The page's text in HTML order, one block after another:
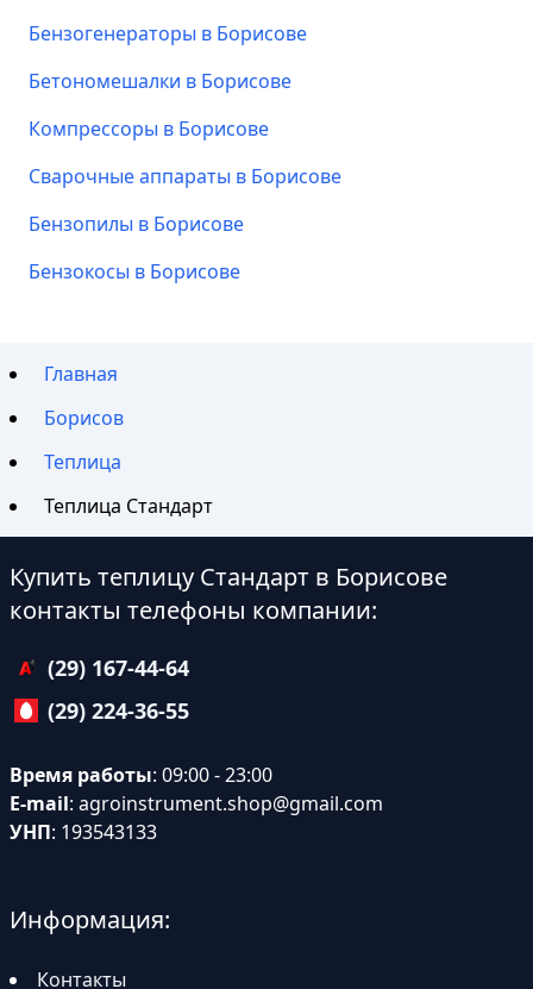
Бензогенераторы в Борисове
Бетономешалки в Борисове
Компрессоры в Борисове
Сварочные аппараты в Борисове
Бензопилы в Борисове
Бензокосы в Борисове
Главная
Борисов
Теплица
Теплица Стандарт
Купить теплицу Стандарт в Борисове
контакты телефоны компании:
(29) 167-44-64
(29) 224-36-55
Время работы: 09:00 - 23:00
E-mail: agroinstrument.shop@gmail.com
УНП: 193543133
Информация:
Контакты